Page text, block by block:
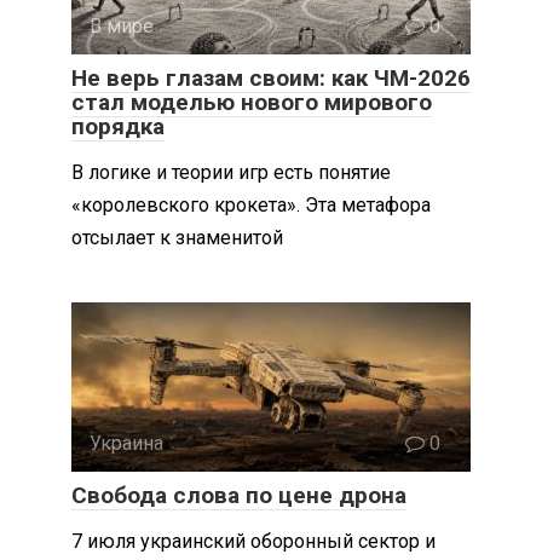
В мире 0
Не верь глазам своим: как ЧМ-2026
стал моделью нового мирового
порядка
В логике и теории игр есть понятие
«королевского крокета». Эта метафора
отсылает к знаменитой
Украина 0
Свобода слова по цене дрона
7 июля украинский оборонный сектор и